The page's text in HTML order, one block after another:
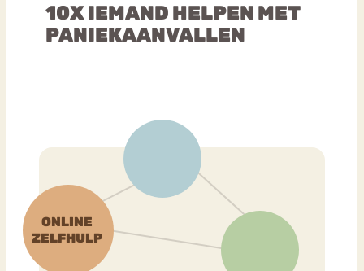
10X IEMAND HELPEN MET
PANIEKAANVALLEN